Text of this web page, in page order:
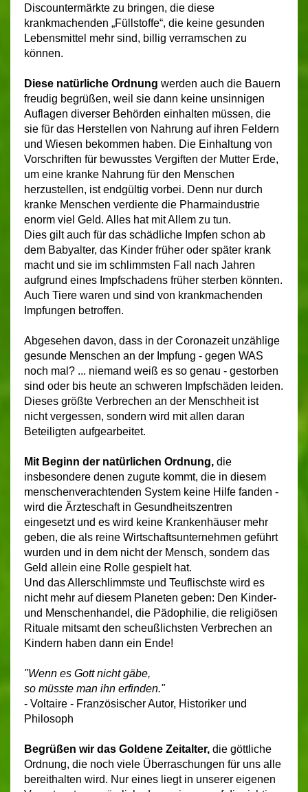
Discountermärkte zu bringen, die diese
krankmachenden „Füllstoffe“, die keine gesunden
Lebensmittel mehr sind, billig verramschen zu
können.
Diese natürliche Ordnung werden auch die Bauern
freudig begrüßen, weil sie dann keine unsinnigen
Auflagen diverser Behörden einhalten müssen, die
sie für das Herstellen von Nahrung auf ihren Feldern
und Wiesen bekommen haben. Die Einhaltung von
Vorschriften für bewusstes Vergiften der Mutter Erde,
um eine kranke Nahrung für den Menschen
herzustellen, ist endgültig vorbei. Denn nur durch
kranke Menschen verdiente die Pharmaindustrie
enorm viel Geld. Alles hat mit Allem zu tun.
Dies gilt auch für das schädliche Impfen schon ab
dem Babyalter, das Kinder früher oder später krank
macht und sie im schlimmsten Fall nach Jahren
aufgrund eines Impfschadens früher sterben könnten.
Auch Tiere waren und sind von krankmachenden
Impfungen betroffen.
Abgesehen davon, dass in der Coronazeit unzählige
gesunde Menschen an der Impfung - gegen WAS
noch mal? ... niemand weiß es so genau - gestorben
sind oder bis heute an schweren Impfschäden leiden.
Dieses größte Verbrechen an der Menschheit ist
nicht vergessen, sondern wird mit allen daran
Beteiligten aufgearbeitet.
Mit Beginn der natürlichen Ordnung, die
insbesondere denen zugute kommt, die in diesem
menschenverachtenden System keine Hilfe fanden -
wird die Ärzteschaft in Gesundheitszentren
eingesetzt und es wird keine Krankenhäuser mehr
geben, die als reine Wirtschaftsunternehmen geführt
wurden und in dem nicht der Mensch, sondern das
Geld allein eine Rolle gespielt hat.
Und das Allerschlimmste und Teuflischste wird es
nicht mehr auf diesem Planeten geben: Den Kinder-
und Menschenhandel, die Pädophilie, die religiösen
Rituale mitsamt den scheußlichsten Verbrechen an
Kindern haben dann ein Ende!
"Wenn es Gott nicht gäbe,
so müsste man ihn erfinden."
- Voltaire - Französischer Autor, Historiker und
Philosoph
Begrüßen wir das Goldene Zeitalter, die göttliche
Ordnung, die noch viele Überraschungen für uns alle
bereithalten wird. Nur eines liegt in unserer eigenen